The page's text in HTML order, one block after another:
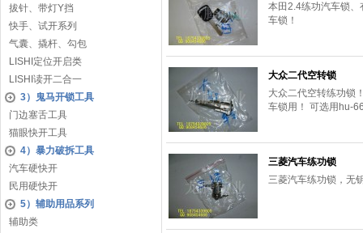
拔针、带灯Y挡
快手、试开系列
气囊、撬杆、勾包
LISHI定位开启类
LISHI读开二合一
3）鬼马开锁工具
门边塞舌工具
猫眼快开工具
4）暴力破拆工具
汽车硬快开
民用硬快开
5）辅助用品系列
辅助类
本田2.4练功汽车锁
车锁！
大众二代空转锁
大众二代空转练功锁
车锁用！ 可选用hu-
三菱汽车练功锁
三菱汽车练功锁，无